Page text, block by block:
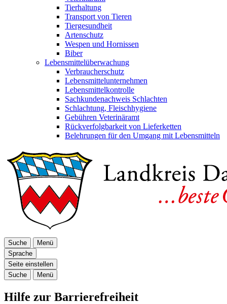
Tierhaltung
Transport von Tieren
Tiergesundheit
Artenschutz
Wespen und Hornissen
Biber
Lebensmittelüberwachung
Verbraucherschutz
Lebensmittelunternehmen
Lebensmittelkontrolle
Sachkundenachweis Schlachten
Schlachtung, Fleischhygiene
Gebühren Veterinäramt
Rückverfolgbarkeit von Lieferketten
Belehrungen für den Umgang mit Lebensmitteln
Suche
Menü
Sprache
Seite einstellen
Suche
Menü
Hilfe zur Barrierefreiheit